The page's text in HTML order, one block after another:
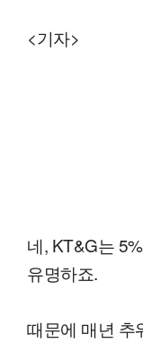
<기자>
네, KT&G는
유명하죠.
때문에 매년 추